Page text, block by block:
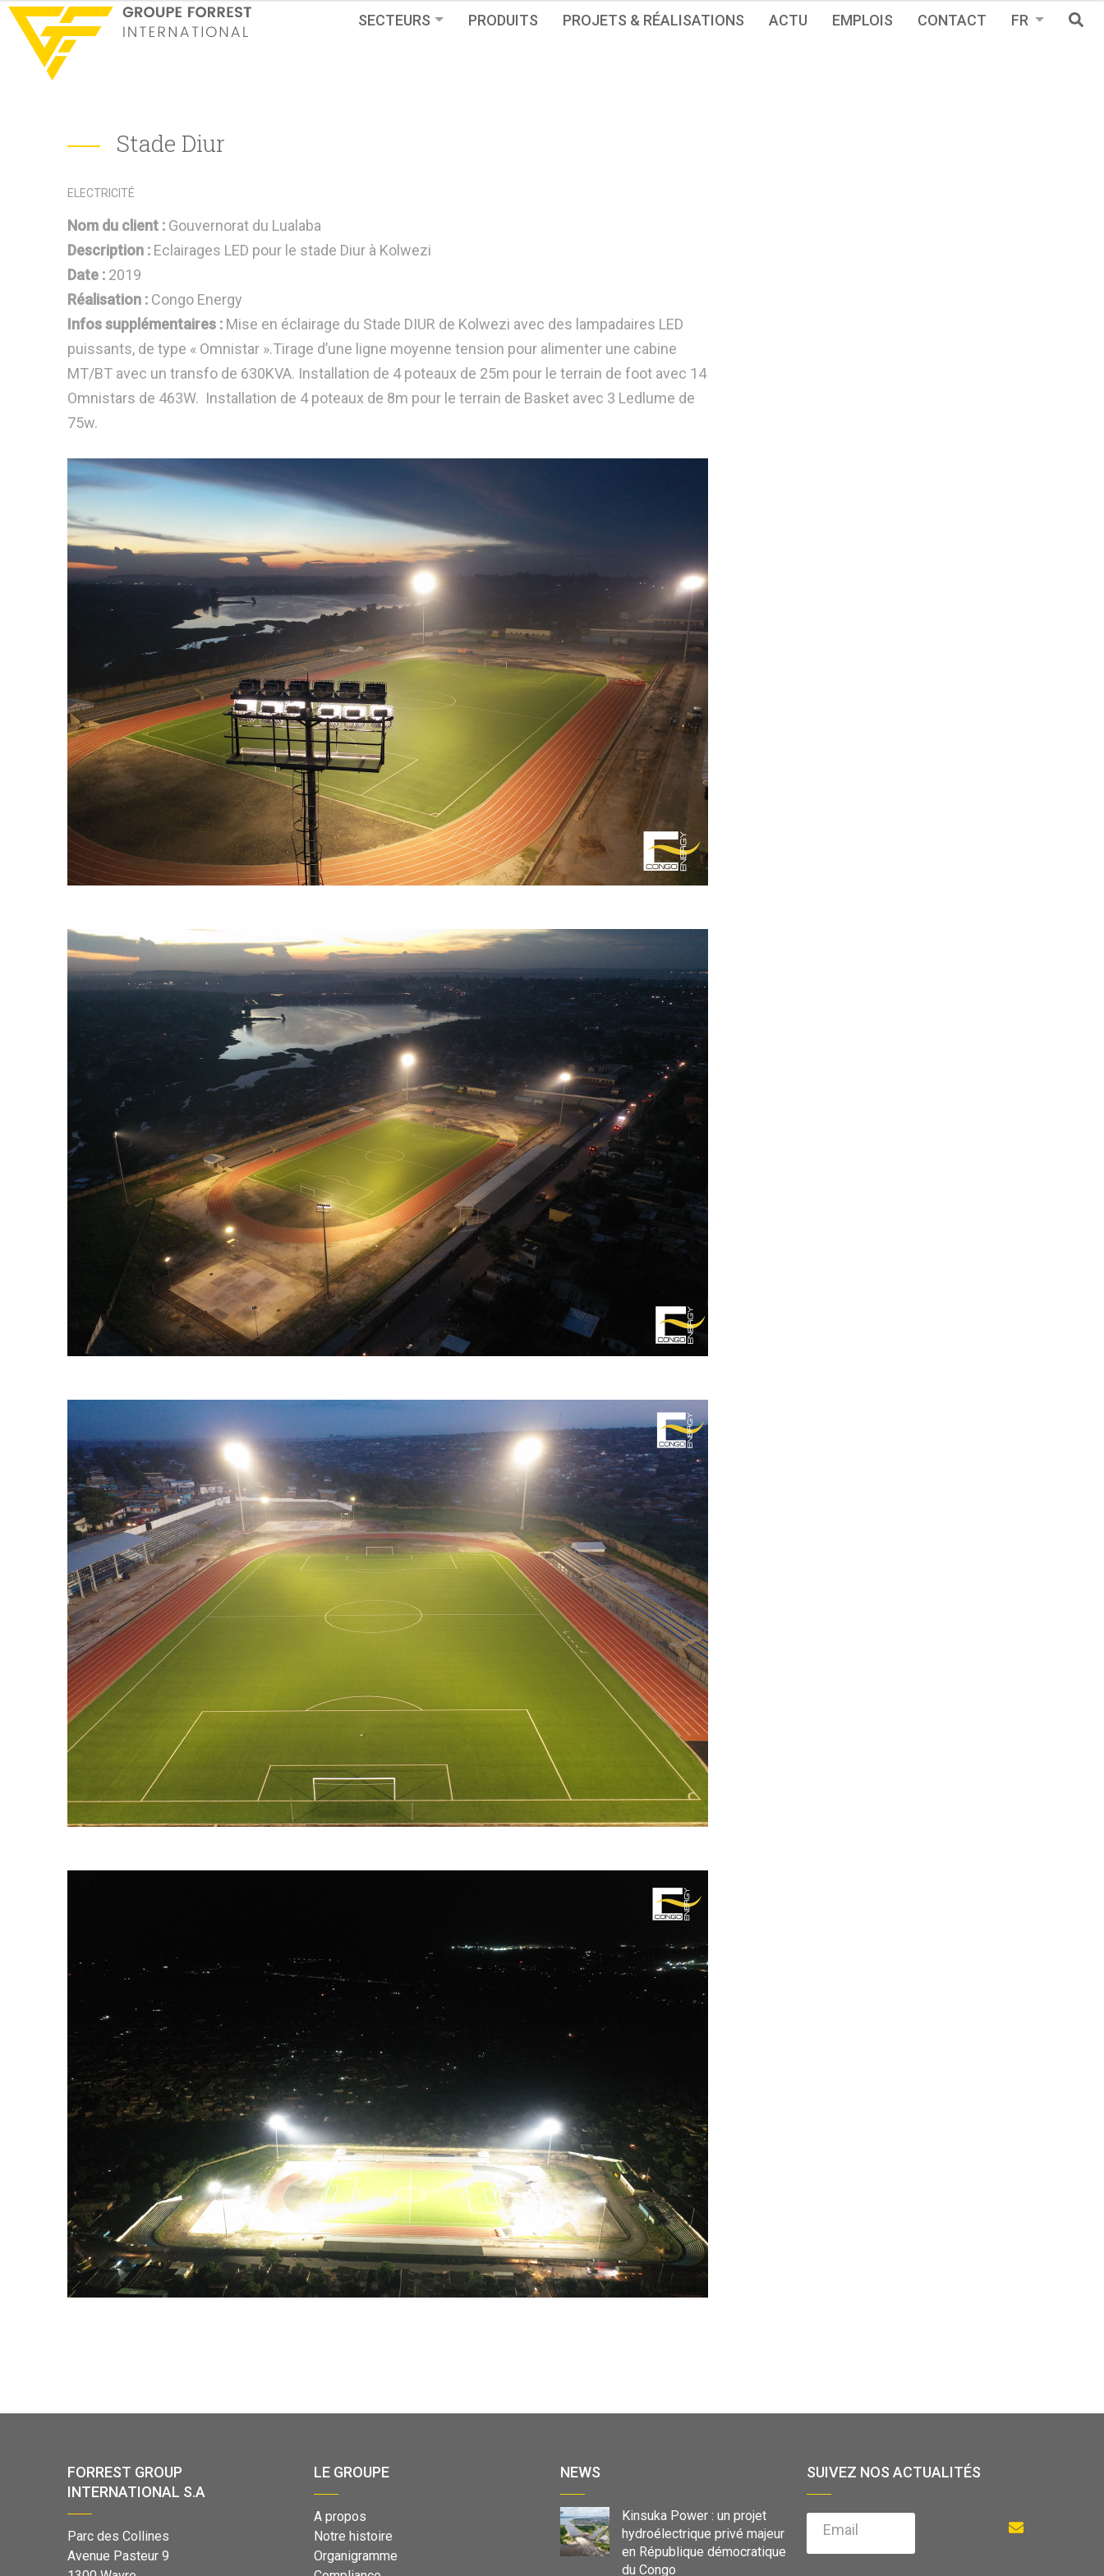
SECTEURS PRODUITS PROJETS & RÉALISATIONS ACTU EMPLOIS CONTACT FR
Stade Diur
ELECTRICITÉ
Nom du client : Gouvernorat du Lualaba
Description : Eclairages LED pour le stade Diur à Kolwezi
Date : 2019
Réalisation : Congo Energy
Infos supplémentaires : Mise en éclairage du Stade DIUR de Kolwezi avec des lampadaires LED
puissants, de type « Omnistar ».Tirage d’une ligne moyenne tension pour alimenter une cabine
MT/BT avec un transfo de 630KVA. Installation de 4 poteaux de 25m pour le terrain de foot avec 14
Omnistars de 463W. Installation de 4 poteaux de 8m pour le terrain de Basket avec 3 Ledlume de
75w.
FORREST GROUP
INTERNATIONAL S.A
Parc des Collines
Avenue Pasteur 9
LE GROUPE
A propos
Notre histoire
Organigramme
NEWS
Kinsuka Power : un projet
hydroélectrique privé majeur
en République démocratique
du Congo
SUIVEZ NOS ACTUALITÉS
Email